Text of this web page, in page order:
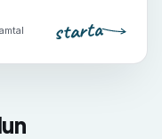
starta